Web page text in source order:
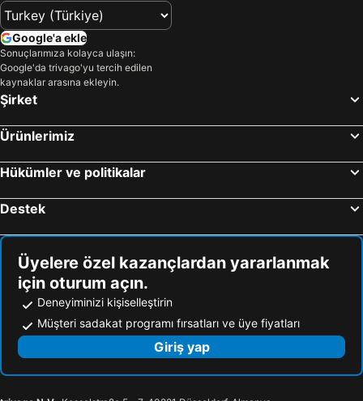
Thassos Island Otelleri
İstanbul Çevresi Otelleri
Maldivler Otelleri
Afyonkarahisar Çevresi Otelleri
Google'a ekle
Sonuçlarımıza kolayca ulaşın:
Google'da trivago'yu tercih edilen
kaynaklar arasına ekleyin.
Şirket
Ürünlerimiz
Hükümler ve politikalar
Destek
Üyelere özel kazançlardan yararlanmak
için oturum açın.
Deneyiminizi kişiselleştirin
Müşteri sadakat programı fırsatları ve üye fiyatları
Giriş yap